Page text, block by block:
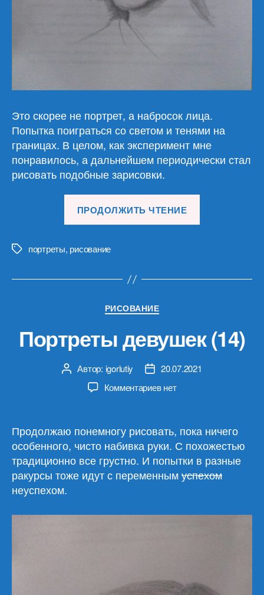
Это скорее не портрет, а набросок лица.
Попытка поиграться со светом и тенями на
границах. В целом, как эксперимент мне
понравилось, а дальнейшем периодически стал
рисовать подобные зарисовки.
ПРОДОЛЖИТЬ ЧТЕНИЕ
Меткипортреты, рисование
Рубрики
РИСОВАНИЕ
Портреты девушек (14)
Автор
записи
Автор: igorlutiy
Дата20.07.2021
Комментариевк
(14)
нет
Продолжаю понемногу рисовать, пока ничего
особенного, чисто набивка руки. С похожестью
традиционно все грустно. И попытки в разные
ракурсы тоже идут с переменнымуспехом
неуспехом.